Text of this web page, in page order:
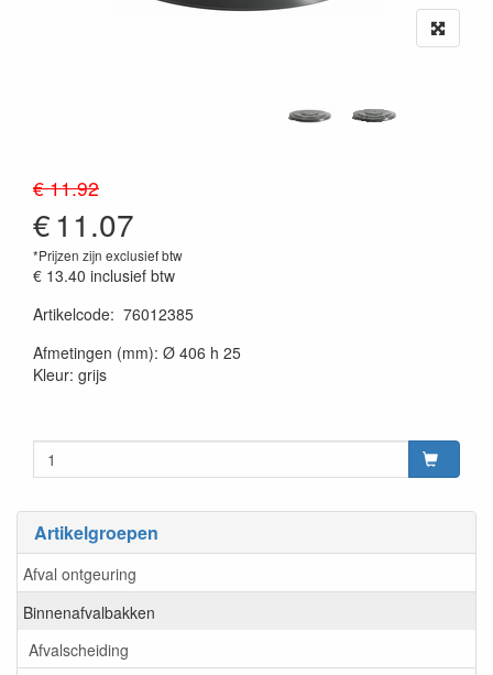
Artikelgroepen
Afval ontgeuring
Binnenafvalbakken
Afvalscheiding
€ 11.92
€11.07
*Prijzen zijn exclusief btw
€ 13.40 inclusief btw
Artikelcode: 76012385
Afmetingen (mm): Ø 406 h 25
Kleur: grijs